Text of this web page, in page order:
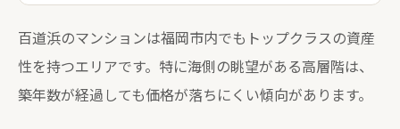
百道浜のマンションは福岡市内でもトップクラスの資産
性を持つエリアです。特に海側の眺望がある高層階は、
築年数が経過しても価格が落ちにくい傾向があります。